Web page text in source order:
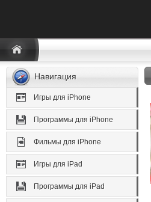
Навигация
Игры для iPhone
Программы для iPhone
Фильмы для iPhone
Игры для iPad
Программы для iPad